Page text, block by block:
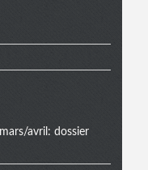
avril: dossier